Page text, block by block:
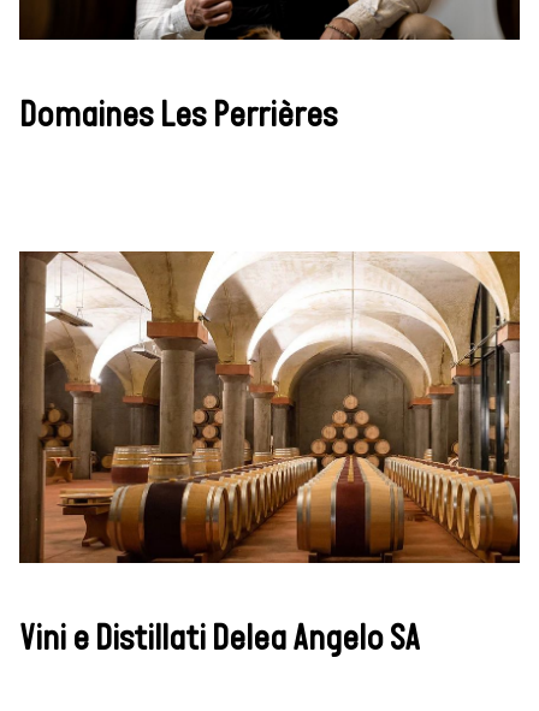
Domaines Les Perrières
Vini e Distillati Delea Angelo SA